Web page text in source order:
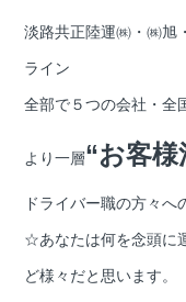
淡路共正陸運㈱・㈱旭
ライン
全部で５つの会社・全
より一層“お客様
ドライバー職の方々へ
☆あなたは何を念頭に
ど様々だと思います。